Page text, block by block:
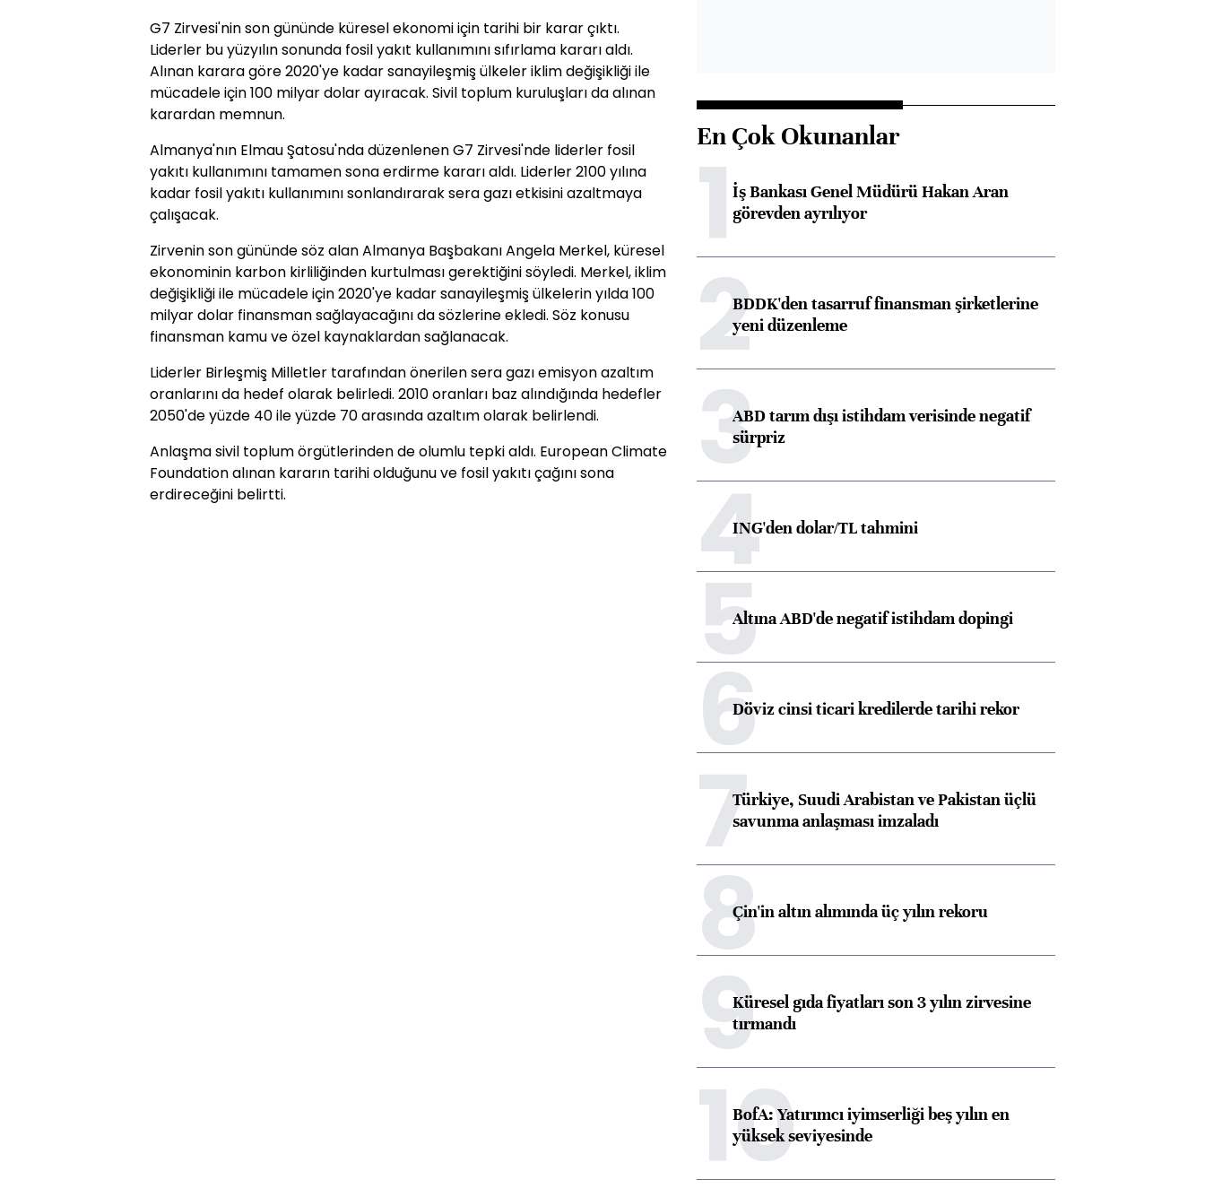
G7 Zirvesi'nin son gününde küresel ekonomi için tarihi bir karar çıktı.
Liderler bu yüzyılın sonunda fosil yakıt kullanımını sıfırlama kararı aldı.
Alınan karara göre 2020'ye kadar sanayileşmiş ülkeler iklim değişikliği ile
mücadele için 100 milyar dolar ayıracak. Sivil toplum kuruluşları da alınan
karardan memnun.
Almanya'nın Elmau Şatosu'nda düzenlenen G7 Zirvesi'nde liderler fosil
yakıtı kullanımını tamamen sona erdirme kararı aldı. Liderler 2100 yılına
kadar fosil yakıtı kullanımını sonlandırarak sera gazı etkisini azaltmaya
çalışacak.
Zirvenin son gününde söz alan Almanya Başbakanı Angela Merkel, küresel
ekonominin karbon kirliliğinden kurtulması gerektiğini söyledi. Merkel, iklim
değişikliği ile mücadele için 2020'ye kadar sanayileşmiş ülkelerin yılda 100
milyar dolar finansman sağlayacağını da sözlerine ekledi. Söz konusu
finansman kamu ve özel kaynaklardan sağlanacak.
Liderler Birleşmiş Milletler tarafından önerilen sera gazı emisyon azaltım
oranlarını da hedef olarak belirledi. 2010 oranları baz alındığında hedefler
2050'de yüzde 40 ile yüzde 70 arasında azaltım olarak belirlendi.
Anlaşma sivil toplum örgütlerinden de olumlu tepki aldı. European Climate
Foundation alınan kararın tarihi olduğunu ve fosil yakıtı çağını sona
erdireceğini belirtti.
En Çok Okunanlar
1İş Bankası Genel Müdürü Hakan Aran
görevden ayrılıyor
2BDDK'den tasarruf finansman şirketlerine
yeni düzenleme
3ABD tarım dışı istihdam verisinde negatif
sürpriz
4ING'den dolar/TL tahmini
5Altına ABD'de negatif istihdam dopingi
6Döviz cinsi ticari kredilerde tarihi rekor
7Türkiye, Suudi Arabistan ve Pakistan üçlü
savunma anlaşması imzaladı
8Çin'in altın alımında üç yılın rekoru
9Küresel gıda fiyatları son 3 yılın zirvesine
tırmandı
10
BofA: Yatırımcı iyimserliği beş yılın en
yüksek seviyesinde